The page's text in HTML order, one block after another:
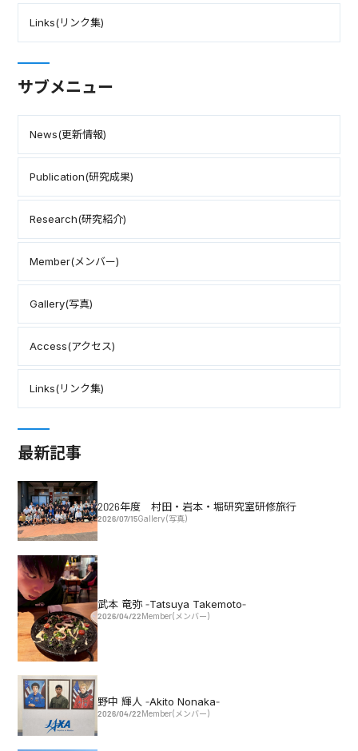
Links(リンク集)
サブメニュー
News(更新情報)
Publication(研究成果)
Research(研究紹介)
Member(メンバー)
Gallery(写真)
Access(アクセス)
Links(リンク集)
最新記事
2026年度 村田・岩本・堀研究室研修旅行
2026/07/15Gallery(写真)
武本 竜弥 -Tatsuya Takemoto-
2026/04/22Member(メンバー)
野中 輝人 -Akito Nonaka-
2026/04/22Member(メンバー)